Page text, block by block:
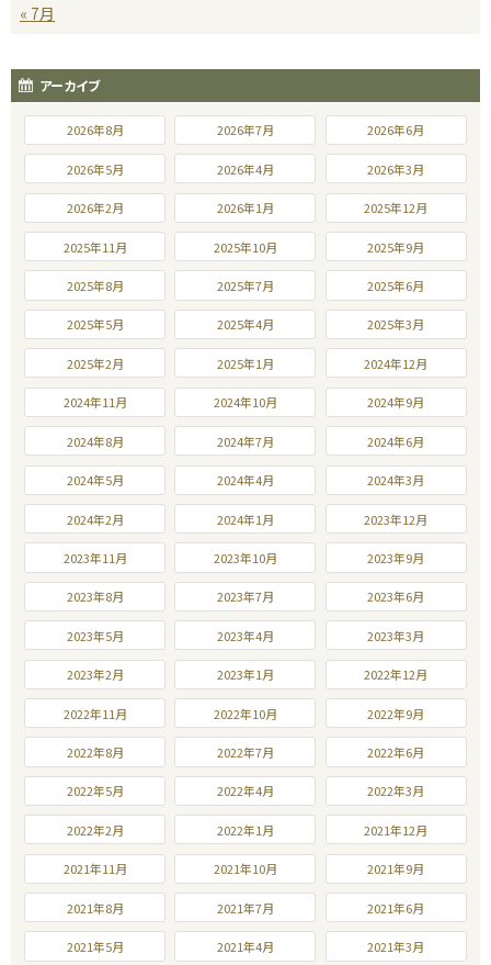
« 7月
アーカイブ
2026年8月 2026年7月 2026年6月
2026年5月 2026年4月 2026年3月
2026年2月 2026年1月 2025年12月
2025年11月 2025年10月 2025年9月
2025年8月 2025年7月 2025年6月
2025年5月 2025年4月 2025年3月
2025年2月 2025年1月 2024年12月
2024年11月 2024年10月 2024年9月
2024年8月 2024年7月 2024年6月
2024年5月 2024年4月 2024年3月
2024年2月 2024年1月 2023年12月
2023年11月 2023年10月 2023年9月
2023年8月 2023年7月 2023年6月
2023年5月 2023年4月 2023年3月
2023年2月 2023年1月 2022年12月
2022年11月 2022年10月 2022年9月
2022年8月 2022年7月 2022年6月
2022年5月 2022年4月 2022年3月
2022年2月 2022年1月 2021年12月
2021年11月 2021年10月 2021年9月
2021年8月 2021年7月 2021年6月
2021年5月 2021年4月 2021年3月